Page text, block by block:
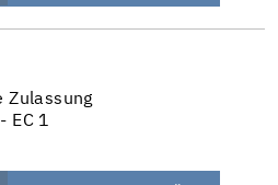
Zulassung
EC 1